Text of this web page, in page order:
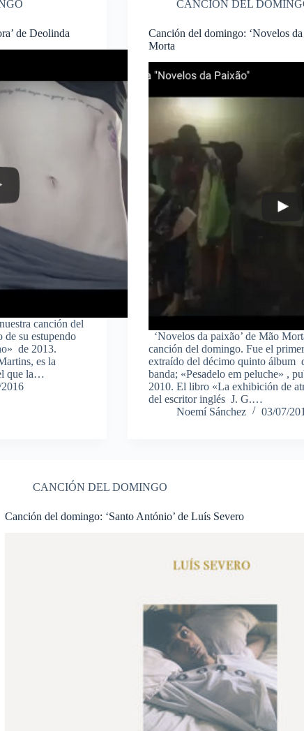
de Deolinda
canción del
su estupendo
de 2013.
es la
que la…
CANCIÓN DEL
Canción del domingo: ‘Novelos
Morta
‘Novelos da paixão’ de Mão
canción del domingo. Fue el
extraído del décimo quinto álbum
banda; «Pesadelo em peluche» ,
2010. El libro «La exhibición de
del escritor inglés J. G.…
Noemí Sánchez
03/07/
CANCIÓN DEL DOMINGO
Canción del domingo: ‘Santo António’ de Luís Severo